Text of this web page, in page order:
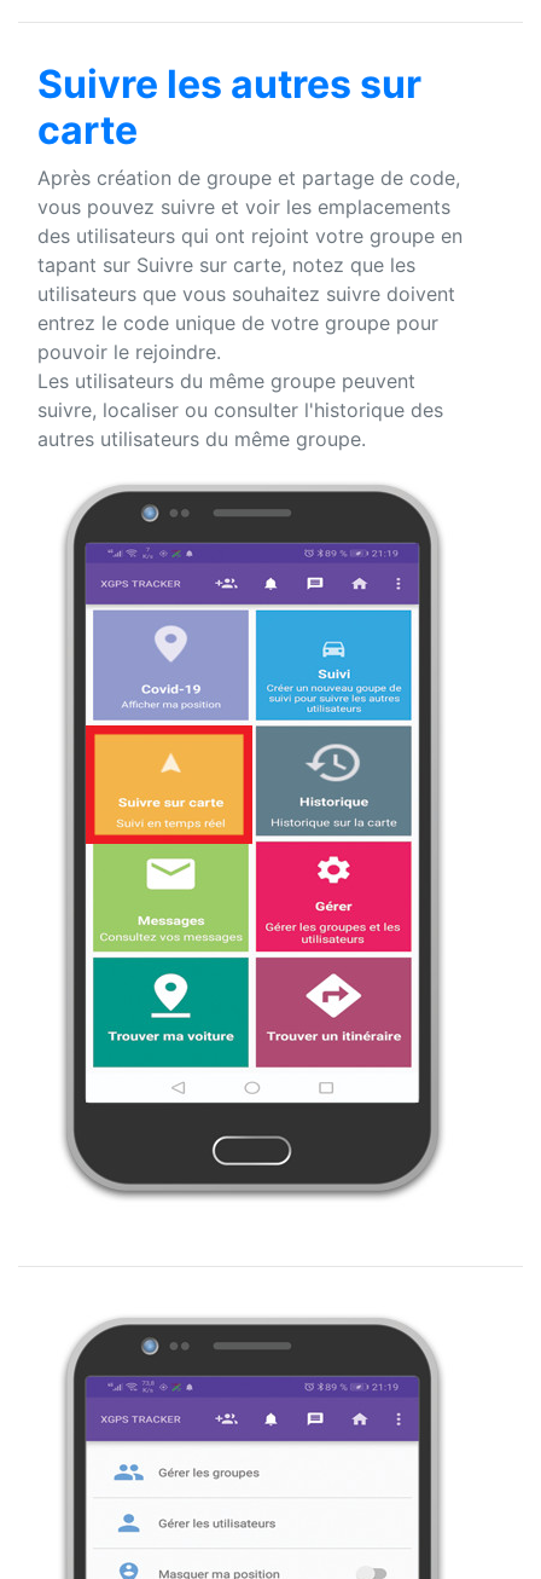
Suivre les autres sur
carte
Après création de groupe et partage de code,
vous pouvez suivre et voir les emplacements
des utilisateurs qui ont rejoint votre groupe en
tapant sur Suivre sur carte, notez que les
utilisateurs que vous souhaitez suivre doivent
entrez le code unique de votre groupe pour
pouvoir le rejoindre.
Les utilisateurs du même groupe peuvent
suivre, localiser ou consulter l'historique des
autres utilisateurs du même groupe.